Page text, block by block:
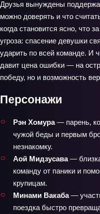
Друзья вынуждены
можно доверять и что
когда становится ясно, что
угроза: спасение девушки
ударить по всей команде. И
давит цена ошибки — на
победу, но и возможность
Персонажи
Рэн Хомура— парень,
чужой беды и первым
незнакомку.
Аой Мидзусава—
команду от паники и
крупицам.
Минами Вакаба—
поездка быстро